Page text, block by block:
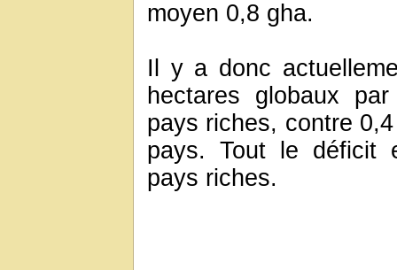
moyen 0,8 gha.
Il y a donc
hectares globaux
pays riches, contre
pays. Tout le déficit
pays riches.